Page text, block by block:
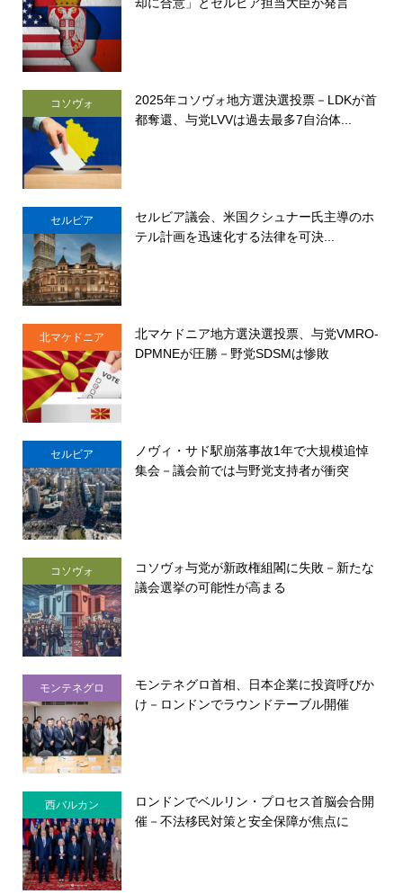
コソヴォ
2025年コソヴォ地方選決選投票－LDKが首
都奪還、与党LVVは過去最多7自治体...
セルビア
セルビア議会、米国クシュナー氏主導のホ
テル計画を迅速化する法律を可決...
北マケドニア
北マケドニア地方選決選投票、与党VMRO-
DPMNEが圧勝－野党SDSMは惨敗
セルビア
ノヴィ・サド駅崩落事故1年で大規模追悼
集会－議会前では与野党支持者が衝突
コソヴォ
コソヴォ与党が新政権組閣に失敗－新たな
議会選挙の可能性が高まる
モンテネグロ
モンテネグロ首相、日本企業に投資呼びか
け－ロンドンでラウンドテーブル開催
西バルカン
ロンドンでベルリン・プロセス首脳会合開
催－不法移民対策と安全保障が焦点に